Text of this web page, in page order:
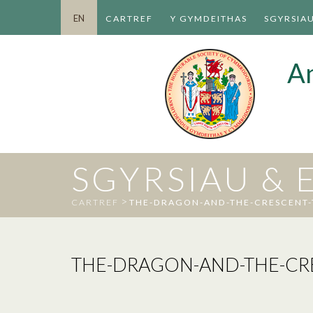
EN CARTREF Y GYMDEITHAS
SGYRSIAU &
CARTREF > THE-DRAGON-AND-THE-
THE-DRAGON-AND-THE-